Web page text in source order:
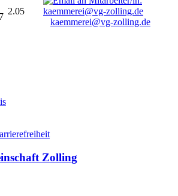
2.05
kaemmerei@vg-zolling.de
Zolling